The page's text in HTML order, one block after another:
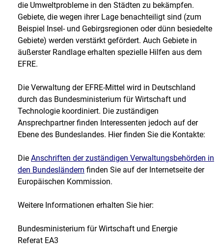
die Umweltprobleme in den Städten zu bekämpfen.
Gebiete, die wegen ihrer Lage benachteiligt sind (zum
Beispiel Insel- und Gebirgsregionen oder dünn besiedelte
Gebiete) werden verstärkt gefördert. Auch Gebiete in
äußerster Randlage erhalten spezielle Hilfen aus dem
EFRE.
Die Verwaltung der EFRE-Mittel wird in Deutschland
durch das Bundesministerium für Wirtschaft und
Technologie koordiniert. Die zuständigen
Ansprechpartner finden Interessenten jedoch auf der
Ebene des Bundeslandes. Hier finden Sie die Kontakte:
Die Anschriften der zuständigen Verwaltungsbehörden in
den Bundesländern finden Sie auf der Internetseite der
Europäischen Kommission.
Weitere Informationen erhalten Sie hier:
Bundesministerium für Wirtschaft und Energie
Referat EA3